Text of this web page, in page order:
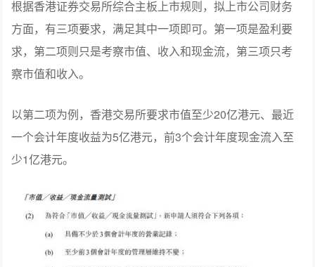
根据香港证券交易所综合主板上市规则，拟上市公司财务
方面，有三项要求，满足其中一项即可。第一项是盈利要
求，第二项则只是考察市值、收入和现金流，第三项只考
察市值和收入。
以第二项为例，香港交易所要求市值至少20亿港元、最近
一个会计年度收益为5亿港元，前3个会计年度现金流入至
少1亿港元。